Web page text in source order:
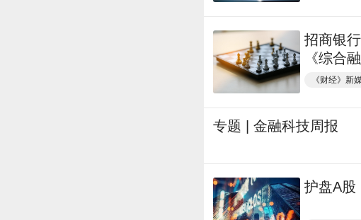
招商银
《综合
《财经》新
专题 | 金融科技周报
护盘A股